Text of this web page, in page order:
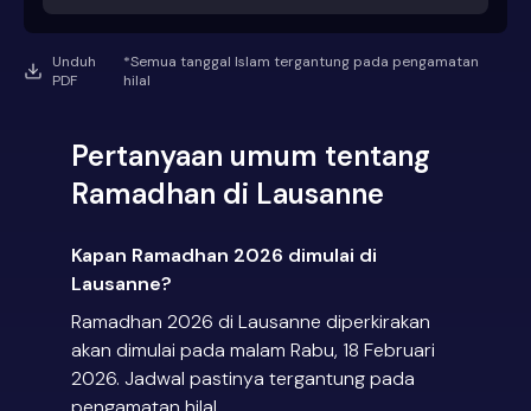
Unduh
PDF
*Semua tanggal Islam tergantung pada pengamatan
hilal
Pertanyaan umum tentang
Ramadhan di Lausanne
Kapan Ramadhan 2026 dimulai di
Lausanne?
Ramadhan 2026 di Lausanne diperkirakan
akan dimulai pada malam Rabu, 18 Februari
2026. Jadwal pastinya tergantung pada